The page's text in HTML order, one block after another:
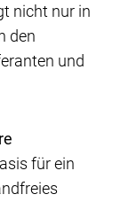
nicht nur in
den
und
für ein